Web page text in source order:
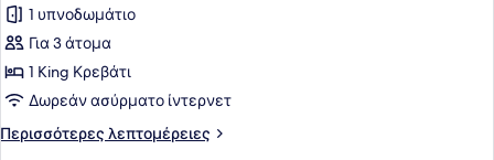
φωτογραφιών
για
Junior
Σουίτα,
1
King
1 υπνοδωμάτιο
Για 3 άτομα
1 King Κρεβάτι
Δωρεάν ασύρματο ίντερνετ
Περισσότερες λεπτομέρειες
Περισσότερες